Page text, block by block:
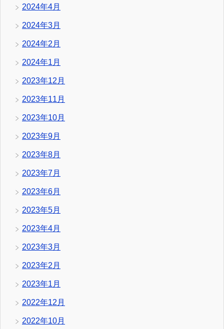
2024年4月
2024年3月
2024年2月
2024年1月
2023年12月
2023年11月
2023年10月
2023年9月
2023年8月
2023年7月
2023年6月
2023年5月
2023年4月
2023年3月
2023年2月
2023年1月
2022年12月
2022年10月